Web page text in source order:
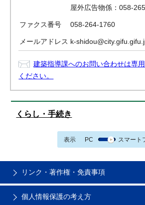
屋外広告物係：058-
ファクス番号 058-264-1760
メールアドレス k-
建築指導課へのお問い合わせは専
ください。
くらし・手続き
表示 PC スマート
リンク・著作権・免責事項
個人情報保護の考え方